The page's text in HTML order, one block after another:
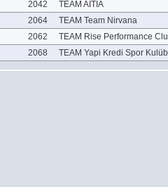
2042
TEAM AITIA
2064
TEAM Team Nirvana
2062
TEAM Rise Performance
2068 TEAM Yapi Kredi Spor